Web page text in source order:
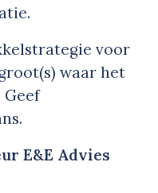
voor
waar het
E&E Advies